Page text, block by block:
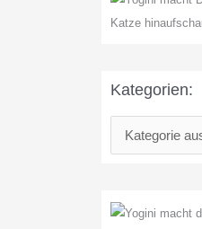
Kategorien:
g